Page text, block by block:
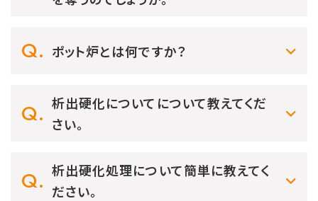
ポット炉とは何ですか？
析出硬化についてについて教えてくだ
さい。
析出硬化処理について簡単に教えてく
ださい。